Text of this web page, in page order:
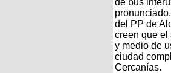
del PP de
creen que el
y medio de
ciudad
Cercanías.